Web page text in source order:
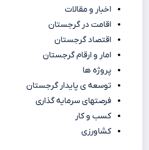
اخبار و مقالات
اقامت در گرجستان
اقتصاد گرجستان
امار و ارقام گرجستان
پروژه ها
توسعه ی پایدار گرجستان
فرصتهای سرمایه گذاری
کسب و کار
کشاورزی